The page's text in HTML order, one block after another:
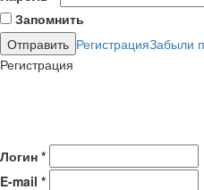
Запомнить
РегистрацияЗабыли
Регистрация
Логин *
E-mail *